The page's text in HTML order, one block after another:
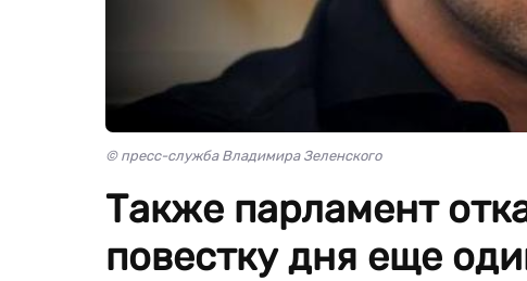
© пресс-служба Владимира Зеленского
Также парламент
повестку дня еще